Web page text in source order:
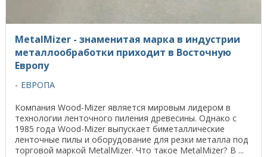
MetalMizer - знаменитая марка в индустрии
металлообработки приходит в Восточную
Европу
ЕВРОПА
Компания Wood-Mizer является мировым лидером в
технологии ленточного пиления древесины. Однако с
1985 года Wood-Mizer выпускает биметаллические
ленточные пилы и оборудование для резки металла под
торговой маркой MetalMizer. Что такое MetalMizer? В ...